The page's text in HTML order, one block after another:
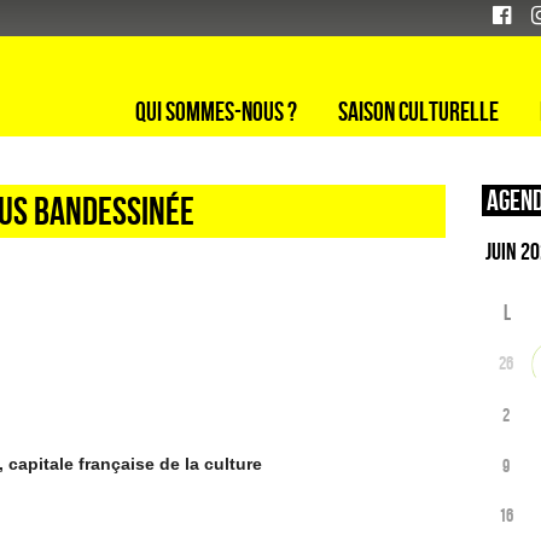
Qui sommes-nous ? Saison culturelle
bandessinée
capitale française de la culture
L
26
2
9
16